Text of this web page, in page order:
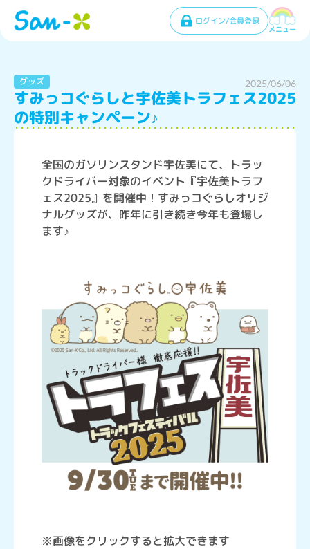
ログイン/会員登録
メニュー
グッズ 2025/06/06
すみっコぐらしと宇佐美トラフェス2025
の特別キャンペーン♪
全国のガソリンスタンド宇佐美にて、トラッ
クドライバー対象のイベント『宇佐美トラフ
ェス2025』を開催中！すみっコぐらしオリジ
ナルグッズが、昨年に引き続き今年も登場し
ます♪
※画像をクリックすると拡大できます